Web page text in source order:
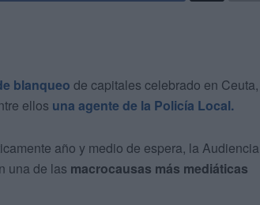
blanqueo de capitales celebrado en Ceuta,
ellos una agente de la Policía Local.
año y medio de espera, la Audiencia
una de las macrocausas más mediáticas